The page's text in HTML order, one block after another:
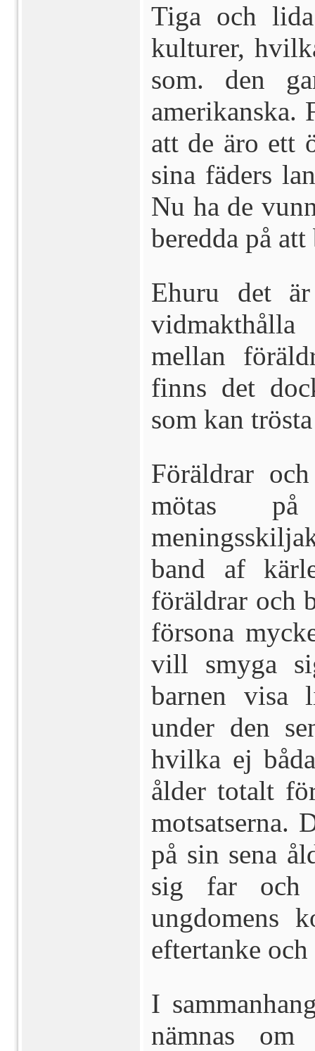
Tiga och
kulturer,
som. den
amerikanska.
att de äro ett
sina fäders
Nu ha de
beredda på
Ehuru det
vidmakthålla
mellan
finns det
som kan
Föräldrar
mötas
band af
föräldrar och
försona
vill smyga
barnen visa
under den
hvilka ej
ålder totalt
motsatserna.
på sin sena
sig far och
ungdomens
eftertanke
I
nämnas om